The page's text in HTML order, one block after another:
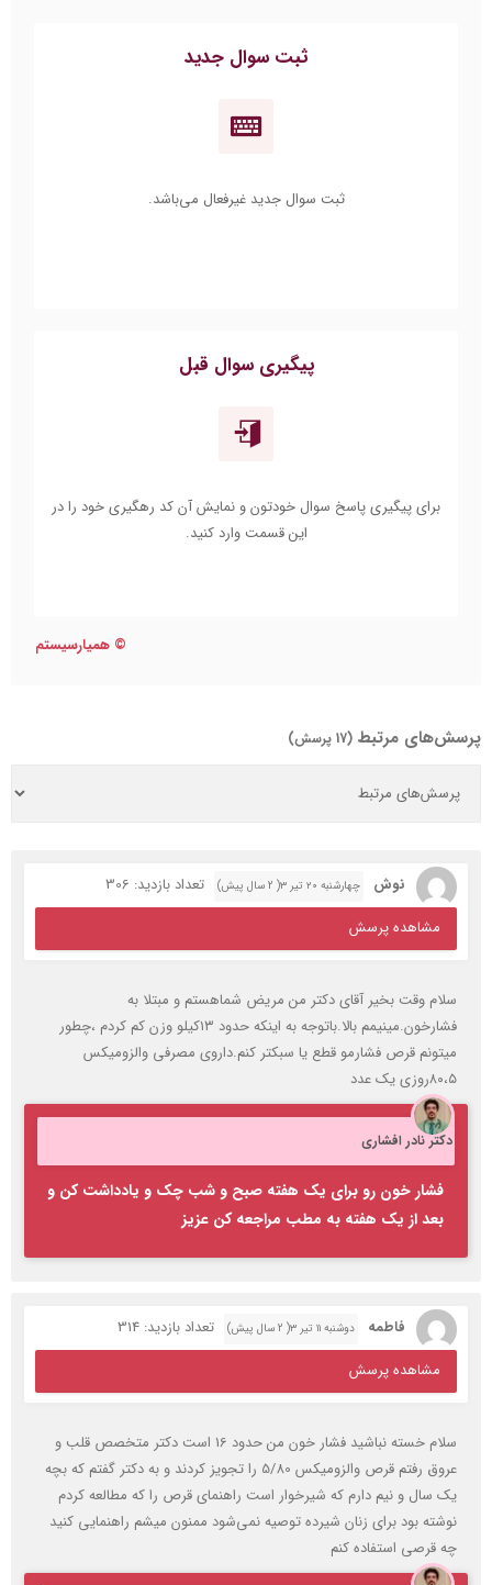
ثبت سوال جدید
ثبت سوال جدید غیرفعال می‌باشد.
پیگیری سوال قبل
برای پیگیری پاسخ سوال خودتون و نمایش آن کد رهگیری خود را در
این قسمت وارد کنید.
© همیارسیستم
پرسش‌های مرتبط (17 پرسش)
نوش چهارشنبه ۲۰ تیر ۳( 2 سال پیش)
تعداد بازدید: 306
مشاهده پرسش
سلام وقت بخیر آقای دکتر من مریض شماهستم و مبتلا به
فشارخون.مینیمم بالا.باتوجه به اینکه حدود ۱۳کیلو وزن کم کردم ،چطور
میتونم قرص فشارمو قطع یا سبکتر کنم.داروی مصرفی والزومیکس
۸۰،۵روزی یک عدد
دکتر نادر افشاری
فشار خون رو برای یک هفته صبح و شب چک و یادداشت کن و
بعد از یک هفته به مطب مراجعه کن عزیز
فاطمه دوشنبه ۱۱ تیر ۳( 2 سال پیش)
تعداد بازدید: 314
مشاهده پرسش
سلام خسته نباشید فشار خون من حدود 16 است دکتر متخصص قلب و
عروق رفتم قرص والزومیکس 5/80 را تجویز کردند و به دکتر گفتم که بچه
یک سال و نیم دارم که شیرخوار است راهنمای قرص را که مطالعه کردم
نوشته بود برای زنان شیرده توصیه نمی‌شود ممنون میشم راهنمایی کنید
چه قرصی استفاده کنم